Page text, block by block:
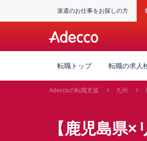
派遣のお仕事をお探しの方
転職トップ 転職の求人
Adeccoの転職支援 九州
【鹿児島県